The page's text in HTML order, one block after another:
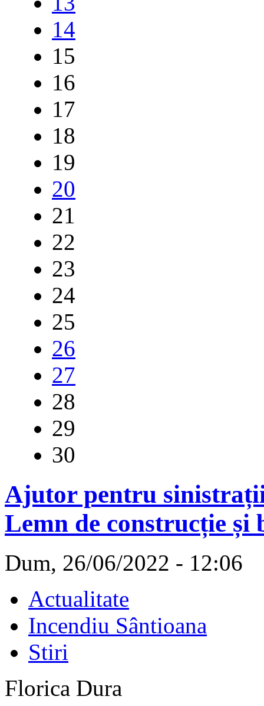
14
15
16
17
18
19
20
21
22
23
24
25
26
27
28
29
30
Ajutor pentru
Lemn de construcție și
Dum, 26/06/2022 - 12:06
Actualitate
Incendiu Sântioana
Stiri
Florica Dura